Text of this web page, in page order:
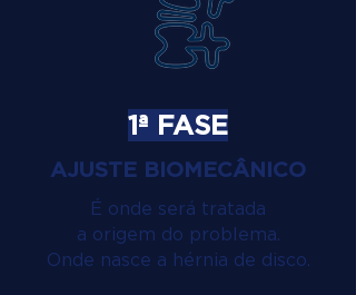
1ª FASE
AJUSTE BIOMECÂNICO
É onde será tratada
a origem do problema.
Onde nasce a hérnia de disco.